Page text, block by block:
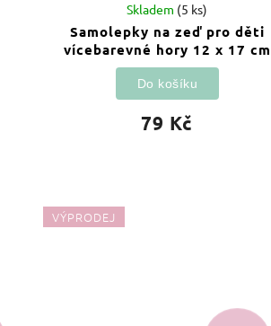
Samolepky na zeď pro děti
vícebarevné hory 12 x 17 cm
Skladem (5 ks)
79 Kč
Do košíku
VÝPRODEJ